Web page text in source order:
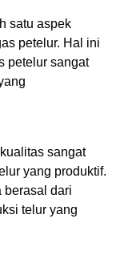
satu aspek
petelur. Hal ini
petelur sangat
sangat
yang produktif.
berasal dari
telur yang